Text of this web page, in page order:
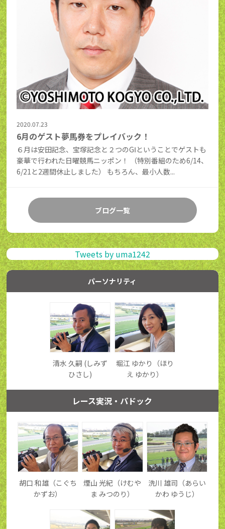
2020.07.23
6月のゲスト夢馬券をプレイバック！
６月は安田記念、宝塚記念と２つのGⅠということでゲストも
豪華で行われた日曜競馬ニッポン！ （特別番組のため6/14、
6/21と2週間休止しました） もちろん、最小人数...
ブログ一覧
Tweets by uma1242
パーソナリティ
清水 久嗣 (しみず
ひさし)
堀江 ゆかり（ほり
え ゆかり）
レース実況・パドック
胡口 和雄（こぐち
かずお）
煙山 光紀（けむや
ま みつのり）
洗川 雄司（あらい
かわ ゆうじ）